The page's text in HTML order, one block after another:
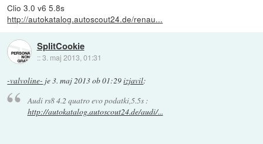
Clio 3.0 v6 5.8s
http://autokatalog.autoscout24.de/renau...
SplitCookie
::3. maj 2013, 01:31
-valvoline- je3. maj 2013 ob 01:29izjavil:
Audi rs8 4.2 quatro evo podatki,5.5s :
http://autokatalog.autoscout24.de/audi/...